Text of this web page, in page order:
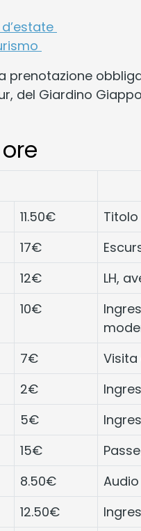
prenotazione
del Giardino
11.50€
17€
12€ LH,
10€
7€
2€
5€
15€
8.50€
12.50€